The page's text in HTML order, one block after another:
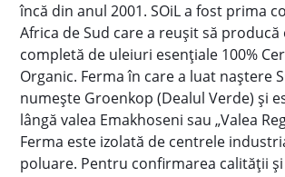
încă din anul 2001. SOiL a fost prima
Africa de Sud care a reușit să producă
completă de uleiuri esențiale 100%
Organic. Ferma în care a luat naștere
numește Groenkop (Dealul Verde) și
lângă valea Emakhoseni sau „Valea
Ferma este izolată de centrele
poluare. Pentru confirmarea calității